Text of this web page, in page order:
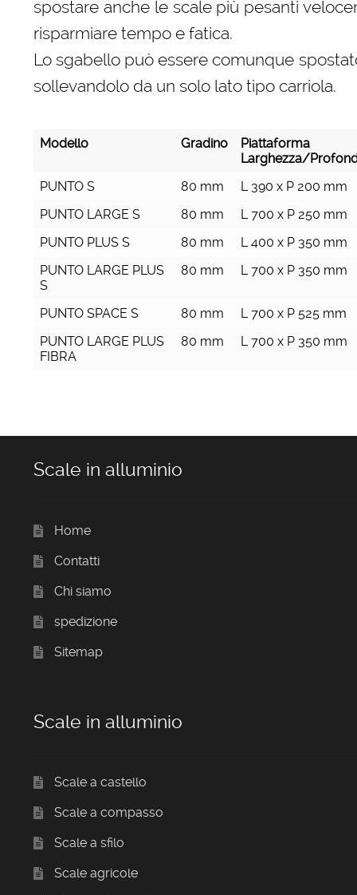
spostare anche le scale più pesanti
risparmiare tempo e fatica.
Lo sgabello può essere comunque
sollevandolo da un solo lato tipo carriola.
Modello Gradino
Piattaforma
Larghezza/
Modello
Gradino
Piattaforma
Larghezza/
PUNTO S 80 mm
L 390 x P 200 mm
PUNTO LARGE S
80 mm
L 700 x P 250 mm
PUNTO PLUS S
80 mm
L 400 x P 350 mm
PUNTO LARGE PLUS
S
80 mm L 700 x P 350 mm
PUNTO SPACE S 80 mm
L 700 x P 525 mm
PUNTO LARGE PLUS
FIBRA
80 mm L 700 x P 350 mm
Scale in alluminio
Home
Contatti
Chi siamo
spedizione
Sitemap
Scale in alluminio
Scale a castello
Scale a compasso
Scale a sfilo
Scale agricole